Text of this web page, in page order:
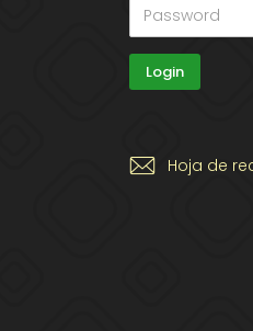
Hoja de